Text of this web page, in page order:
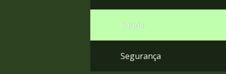
Saúde
Segurança